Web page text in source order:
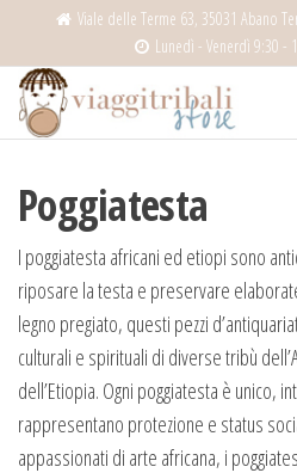
contenuto
Viale delle Terme 63, 35031 Abano
Lunedì - Venerdì 9:30 -
Poggiatesta
I poggiatesta africani ed etiopi sono
riposare la testa e preservare
legno pregiato, questi pezzi
culturali e spirituali di diverse tribù
dell’Etiopia. Ogni poggiatesta è unico,
rappresentano protezione e status
appassionati di arte africana, i